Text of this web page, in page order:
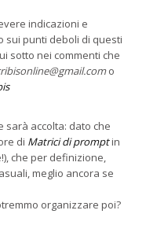
indicazioni e
sui punti deboli di questi
sotto nei commenti che
o
sarà accolta: dato che
di Matrici di promptin
che per definizione,
meglio ancora se
organizzare poi?